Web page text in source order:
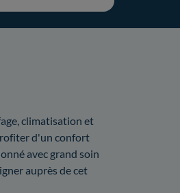
climatisation et
d'un confort
avec grand soin
auprès de cet